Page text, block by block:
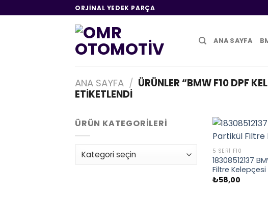
atla
ORJINAL YEDEK PARÇA
ANA SAYFA
ANA SAYFA / ÜRÜNLER “BMW F10 DPF
ETIKETLENDI
ÜRÜN KATEGORILERI
5 SERI F10
18308512137
Filtre Kelepçesi
₺58,00